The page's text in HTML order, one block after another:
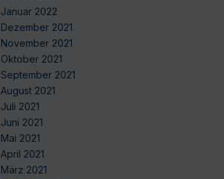
Januar 2022
Dezember 2021
November 2021
Oktober 2021
September 2021
August 2021
Juli 2021
Juni 2021
Mai 2021
April 2021
März 2021